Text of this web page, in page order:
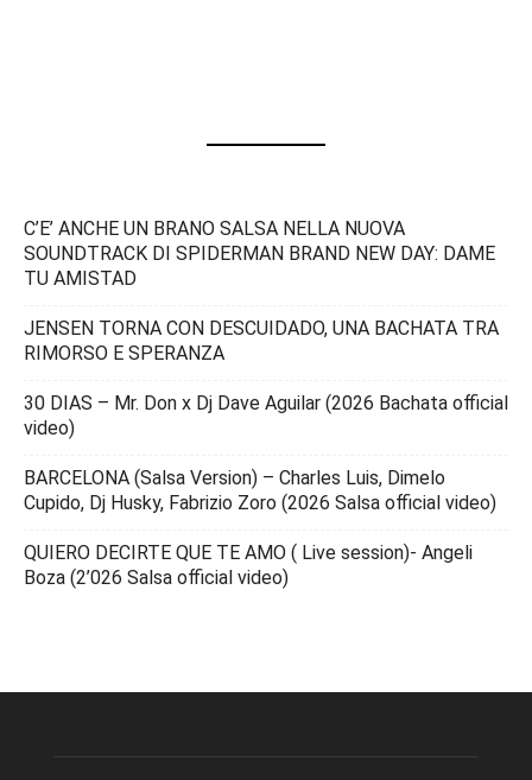
C’E’ ANCHE UN BRANO SALSA NELLA NUOVA
SOUNDTRACK DI SPIDERMAN BRAND NEW DAY: DAME
TU AMISTAD
JENSEN TORNA CON DESCUIDADO, UNA BACHATA TRA
RIMORSO E SPERANZA
30 DIAS – Mr. Don x Dj Dave Aguilar (2026 Bachata official
video)
BARCELONA (Salsa Version) – Charles Luis, Dimelo
Cupido, Dj Husky, Fabrizio Zoro (2026 Salsa official video)
QUIERO DECIRTE QUE TE AMO ( Live session)- Angeli
Boza (2’026 Salsa official video)